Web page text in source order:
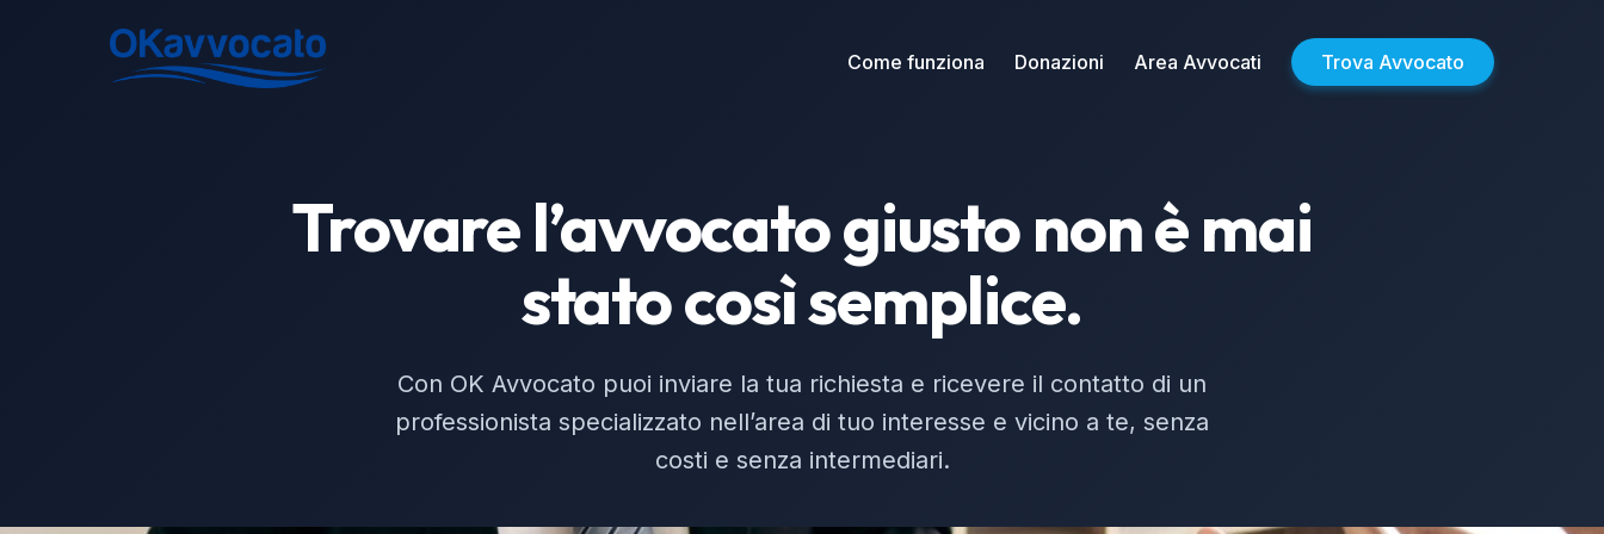
Come funziona Donazioni Area Avvocati Trova Avvocato
Trovare l’avvocato giusto non è mai
stato così semplice.
Con OK Avvocato puoi inviare la tua richiesta e ricevere il contatto di un
professionista specializzato nell’area di tuo interesse e vicino a te, senza
costi e senza intermediari.